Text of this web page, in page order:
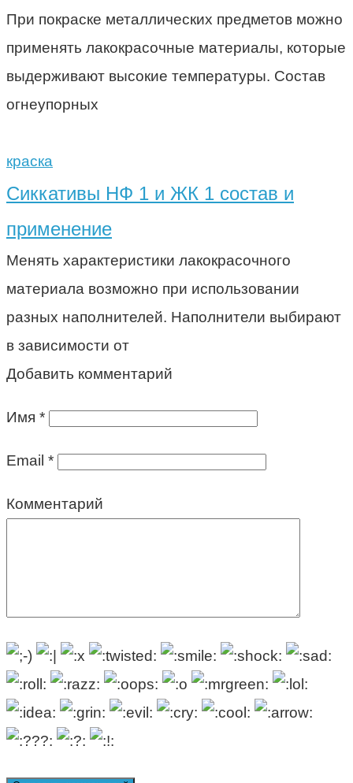
При покраске металлических предметов можно
применять лакокрасочные материалы, которые
выдерживают высокие температуры. Состав
огнеупорных
краска
Сиккативы НФ 1 и ЖК 1 состав и
применение
Менять характеристики лакокрасочного
материала возможно при использовании
разных наполнителей. Наполнители выбирают
в зависимости от
Добавить комментарий
Имя *
Email *
Комментарий